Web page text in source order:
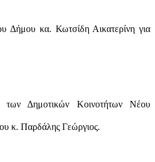
Δήμου κα. Κωτσίδη Αικατερίνη για
των Δημοτικών Κοινοτήτων Νέου
κ. Παρδάλης Γεώργιος.